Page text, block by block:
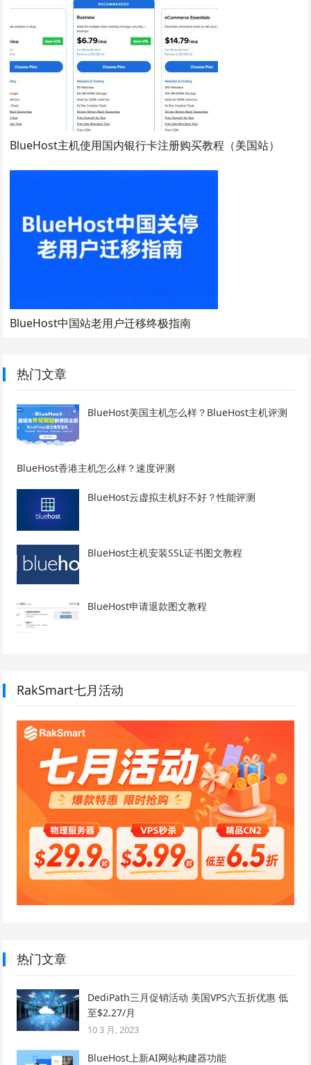
BlueHost主机使用国内银行卡注册购买教程（美国站）
BlueHost中国站老用户迁移终极指南
热门文章
BlueHost美国主机怎么样？BlueHost主机评测
BlueHost香港主机怎么样？速度评测
BlueHost云虚拟主机好不好？性能评测
BlueHost主机安装SSL证书图文教程
BlueHost申请退款图文教程
RakSmart七月活动
热门文章
DediPath三月促销活动 美国VPS六五折优惠 低
至$2.27/月
10 3 月, 2023
BlueHost上新AI网站构建器功能